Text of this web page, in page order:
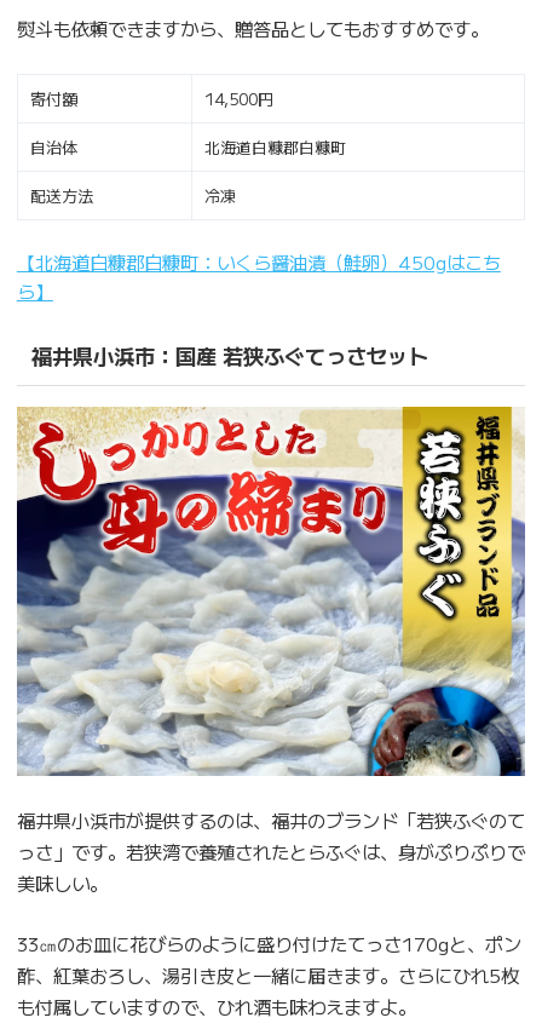
熨斗も依頼できますから、贈答品としてもおすすめです。
寄付額 14,500円
自治体 北海道白糠郡白糠町
配送方法 冷凍
【北海道白糠郡白糠町：いくら醤油漬（鮭卵）450gはこち
ら】
福井県小浜市：国産 若狭ふぐてっさセット
福井県小浜市が提供するのは、福井のブランド「若狭ふぐのて
っさ」です。若狭湾で養殖されたとらふぐは、身がぷりぷりで
美味しい。
33㎝のお皿に花びらのように盛り付けたてっさ170gと、ポン
酢、紅葉おろし、湯引き皮と一緒に届きます。さらにひれ5枚
も付属していますので、ひれ酒も味わえますよ。